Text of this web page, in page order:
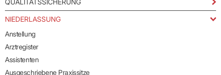
NIEDERLASSUNG
Anstellung
Arztregister
Assistenten
Ausgeschriebene Praxissitze